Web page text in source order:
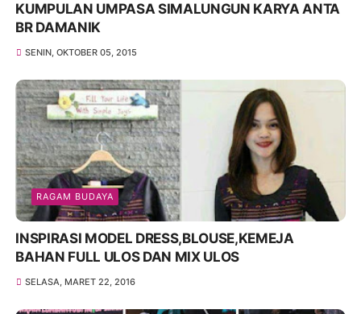
KUMPULAN UMPASA SIMALUNGUN KARYA ANTA
BR DAMANIK
SENIN, OKTOBER 05, 2015
RAGAM BUDAYA
INSPIRASI MODEL DRESS,BLOUSE,KEMEJA
BAHAN FULL ULOS DAN MIX ULOS
SELASA, MARET 22, 2016